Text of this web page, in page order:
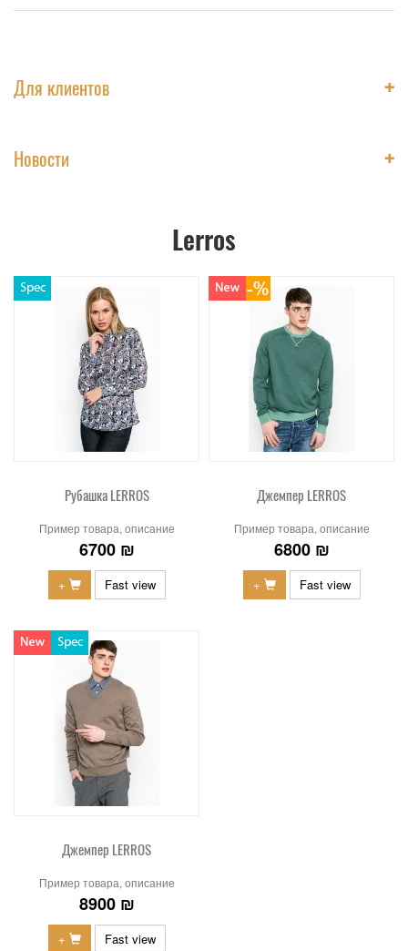
Для клиентов +
Новости +
Lerros
Рубашка LERROS
Пример товара, описание
6700 ₪
+ Fast view
Джемпер LERROS
Пример товара, описание
6800 ₪
+ Fast view
Джемпер LERROS
Пример товара, описание
8900 ₪
+ Fast view